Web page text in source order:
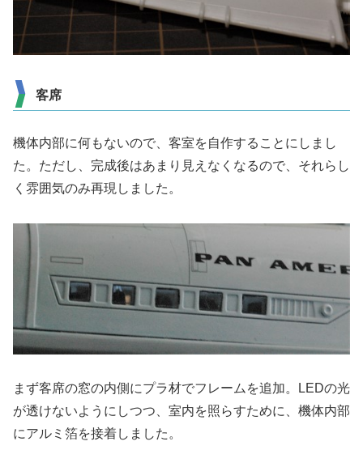
客席
機体内部に何もないので、客室を自作することにしまし
た。ただし、完成後はあまり見えなくなるので、それらし
く雰囲気のみ再現しました。
まず客席の窓の内側にプラ材でフレームを追加。LEDの光
が透けないようにしつつ、室内を照らすために、機体内部
にアルミ箔を接着しました。